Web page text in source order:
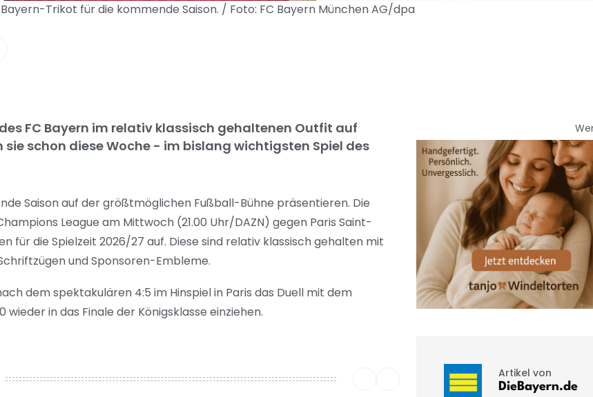
Trikot für die kommende Saison. / Foto: FC Bayern München AG/dpa
FC Bayern im relativ klassisch gehaltenen Outfit auf
schon diese Woche - im bislang wichtigsten Spiel des
Saison auf der größtmöglichen Fußball-Bühne präsentieren. Die
League am Mittwoch (21.00 Uhr/DAZN) gegen Paris Saint-
für die Spielzeit 2026/27 auf. Diese sind relativ klassisch gehalten mit
und Sponsoren-Embleme.
dem spektakulären 4:5 im Hinspiel in Paris das Duell mit dem
in das Finale der Königsklasse einziehen.
Artikel von
DieBayern.de